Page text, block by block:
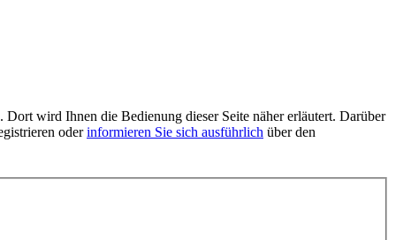
Dort wird Ihnen die Bedienung dieser Seite näher erläutert. Darüber
oderinformieren Sie sich ausführlich über den